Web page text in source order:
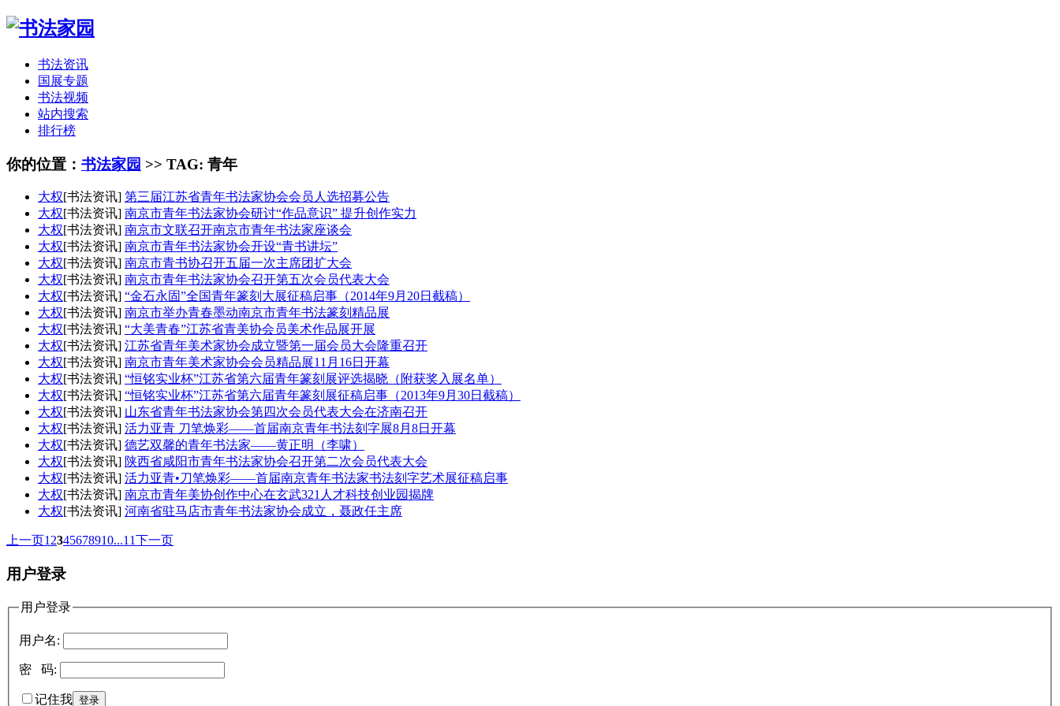
书法资讯
国展专题
书法视频
站内搜索
排行榜
你的位置： 书法家园 >> TAG: 青年
大权[书法资讯] 第三届江苏省青年书法家协会会员人选招募公告
大权[书法资讯] 南京市青年书法家协会研讨“作品意识” 提升创作实力
大权[书法资讯] 南京市文联召开南京市青年书法家座谈会
大权[书法资讯] 南京市青年书法家协会开设“青书讲坛”
大权[书法资讯] 南京市青书协召开五届一次主席团扩大会
大权[书法资讯] 南京市青年书法家协会召开第五次会员代表大会
大权[书法资讯] “金石永固”全国青年篆刻大展征稿启事（2014年9月20日截稿）
大权[书法资讯] 南京市举办青春墨动南京市青年书法篆刻精品展
大权[书法资讯] “大美青春”江苏省青美协会员美术作品展开展
大权[书法资讯] 江苏省青年美术家协会成立暨第一届会员大会隆重召开
大权[书法资讯] 南京市青年美术家协会会员精品展11月16日开幕
大权[书法资讯] “恒铭实业杯”江苏省第六届青年篆刻展评选揭晓（附获奖入展名单）
大权[书法资讯] “恒铭实业杯”江苏省第六届青年篆刻展征稿启事（2013年9月30日截稿）
大权[书法资讯] 山东省青年书法家协会第四次会员代表大会在济南召开
大权[书法资讯] 活力亚青 刀笔焕彩——首届南京青年书法刻字展8月8日开幕
大权[书法资讯] 德艺双馨的青年书法家——黄正明（李啸）
大权[书法资讯] 陕西省咸阳市青年书法家协会召开第二次会员代表大会
大权[书法资讯] 活力亚青•刀笔焕彩——首届南京青年书法家书法刻字艺术展征稿启事
大权[书法资讯] 南京市青年美协创作中心在玄武321人才科技创业园揭牌
大权[书法资讯] 河南省驻马店市青年书法家协会成立，聂政任主席
上一页1 2345678910...11下一页
用户登录
用户登录
用户名:
密 码:
记住我